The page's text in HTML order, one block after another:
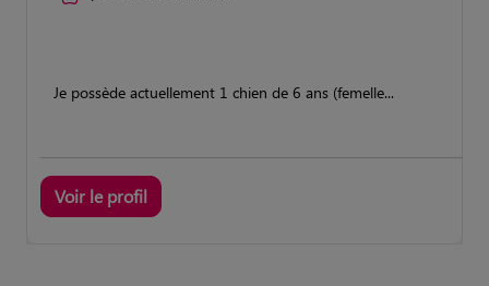
Je possède actuellement 1 chien de 6 ans (femelle...
Voir le profil